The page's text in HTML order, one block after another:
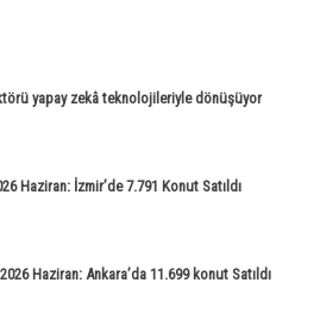
yapay zekâ teknolojileriyle dönüşüyor
Haziran: İzmir’de 7.791 Konut Satıldı
Haziran: Ankara’da 11.699 konut Satıldı